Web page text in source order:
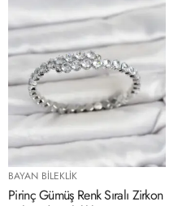
BAYAN BILEKLIK
Pirinç Gümüş Renk Sıralı Zirkon